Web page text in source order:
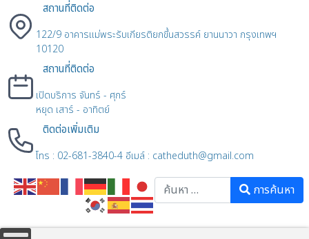
สถานที่ติดต่อ
122/9 อาคารแม่พระรับเกียรติยกขึ้นสวรรค์ ยานนาวา กรุงเทพฯ
10120
สถานที่ติดต่อ
เปิดบริการ จันทร์ - ศุกร์
หยุด เสาร์ - อาทิตย์
ติดต่อเพิ่มเติม
โทร : 02-681-3840-4 อีเมล์ : catheduth@gmail.com
Searchการค้นหา